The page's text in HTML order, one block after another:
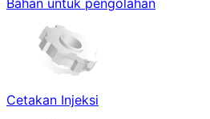
Bahan untuk pengolahan
Cetakan Injeksi